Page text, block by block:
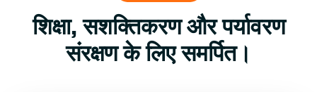
शिक्षा, सशक्तिकरण और पर्यावरण
संरक्षण के लिए समर्पित।